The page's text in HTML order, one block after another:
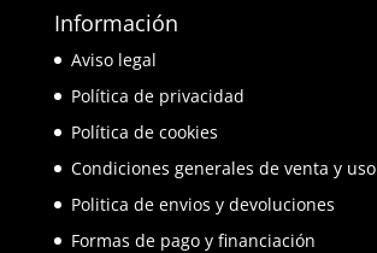
Información
Aviso legal
Política de privacidad
Política de cookies
Condiciones generales de venta y uso
Politica de envios y devoluciones
Formas de pago y financiación